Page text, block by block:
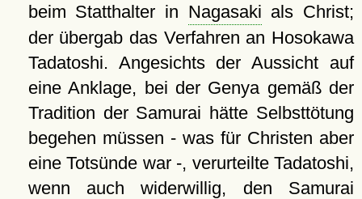
beim Statthalter in Nagasaki als Christ;
der übergab das Verfahren an Hosokawa
Tadatoshi. Angesichts der Aussicht auf
eine Anklage, bei der Genya gemäß der
Tradition der Samurai hätte Selbsttötung
begehen müssen - was für Christen aber
eine Totsünde war -, verurteilte Tadatoshi,
wenn auch widerwillig, den Samurai